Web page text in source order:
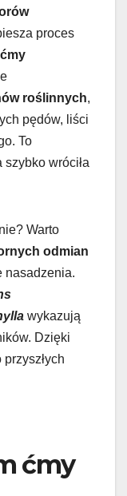
proces
ćmy
roślinnych,
pędów, liści
To
wróciła
Warto
odmian
nasadzenia.
wykazują
Dzięki
ćmy